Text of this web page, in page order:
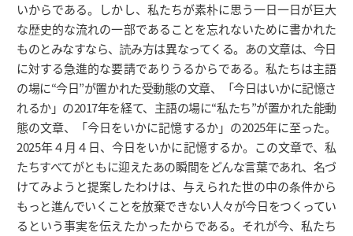
いからである。しかし、私たちが素朴に思う一日一日が巨大
な歴史的な流れの一部であることを忘れないために書かれた
ものとみなすなら、読み方は異なってくる。あの文章は、今日
に対する急進的な要請でありうるからである。私たちは主語
の場に“今日”が置かれた受動態の文章、「今日はいかに記憶さ
れるか」の2017年を経て、主語の場に“私たち”が置かれた能動
態の文章、「今日をいかに記憶するか」の2025年に至った。
2025年４月４日、今日をいかに記憶するか。この文章で、私
たちすべてがともに迎えたあの瞬間をどんな言葉であれ、名づ
けてみようと提案したわけは、与えられた世の中の条件から
もっと進んでいくことを放棄できない人々が今日をつくってい
るという事実を伝えたかったからである。それが今、私たち